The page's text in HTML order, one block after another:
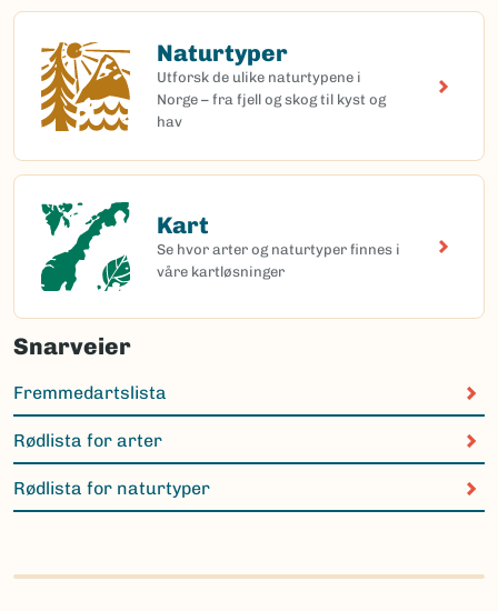
Naturtyper
Utforsk de ulike naturtypene i
Norge – fra fjell og skog til kyst og
hav
Naturtyper
Kart
Se hvor arter og naturtyper finnes i
våre kartløsninger
Kart
Snarveier
Fremmedartslista
Rødlista for arter
Rødlista for naturtyper